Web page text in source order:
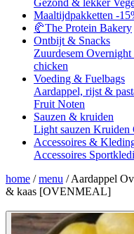
Gezond & lekker
Maaltijdpakketten -
🥐The Protein Bakery
Ontbijt & Snacks
Zuurdesem Overnight
chicken
Voeding & Fuelbags
Aardappel, rijst &
Fruit Noten
Sauzen & kruiden
Light sauzen Kruiden
Accessoires &
Accessoires
home / menu / Aardappel
& kaas [OVENMEAL]